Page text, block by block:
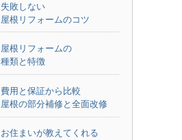
失敗しない
屋根リフォームのコツ
屋根リフォームの
種類と特徴
費用と保証から比較
屋根の部分補修と全面改修
お住まいが教えてくれる